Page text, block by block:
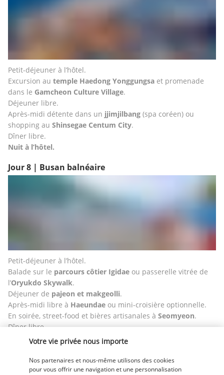
Petit-déjeuner à l’hôtel.
Excursion au temple Haedong Yonggungsa et promenade
dans le Gamcheon Culture Village.
Déjeuner libre.
Après-midi détente dans un jjimjilbang (spa coréen) ou
shopping au Shinsegae Centum City.
Dîner libre.
Nuit à l’hôtel.
Jour 8 | Busan balnéaire
Petit-déjeuner à l’hôtel.
Balade sur le parcours côtier Igidae ou passerelle vitrée de
l’Oryukdo Skywalk.
Déjeuner de pajeon et makgeolli.
Après-midi libre à Haeundae ou mini-croisière optionnelle.
En soirée, street-food et bières artisanales à Seomyeon.
Dîner libre.
Nuit à l’hôtel.
Jour 9 | Busan - Jeonju
Votre vie privée nous importe
Nos partenaires et nous-même utilisons des cookies
pour vous offrir une navigation et une personnalisation